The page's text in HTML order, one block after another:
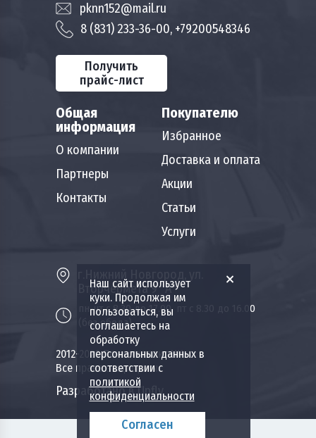
Наш сайт использует
куки. Продолжая им
пользоваться, вы
соглашаетесь на
обработку
персональных данных в
соответствии с
политикой
конфиденциальности
Согласен
Общая
информация
О компании
Партнеры
Контакты
Покупателю
Избранное
Доставка и оплата
Акции
Статьи
Услуги
pknn152@mail.ru
8 (831) 233-36-00, +79200548346
Получить
прайс-лист
Вторчермета 9 "А"
пн-чт с 8.30 до 17.00, пт с 8.30 до 16.00
(без обеда)
2012-2026 Пожкомплект НН.
Все права защищены.
Разработано в Upfly